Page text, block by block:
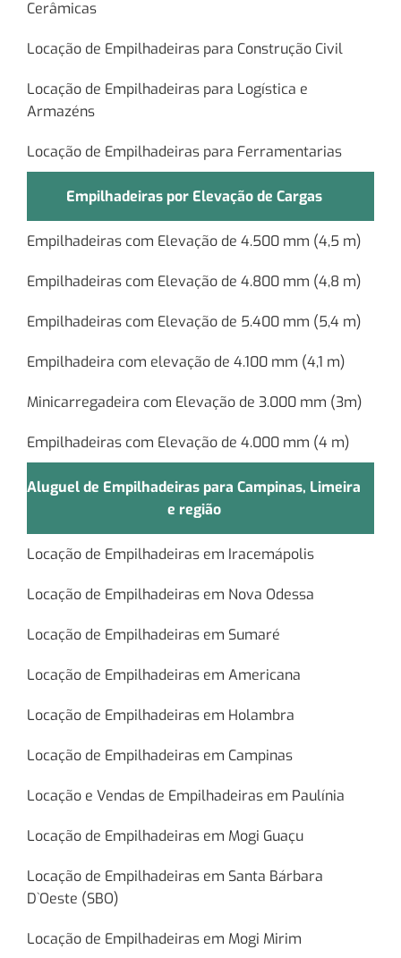
Cerâmicas
Locação de Empilhadeiras para Construção Civil
Locação de Empilhadeiras para Logística e
Armazéns
Locação de Empilhadeiras para Ferramentarias
Empilhadeiras por Elevação de Cargas
Empilhadeiras com Elevação de 4.500 mm (4,5 m)
Empilhadeiras com Elevação de 4.800 mm (4,8 m)
Empilhadeiras com Elevação de 5.400 mm (5,4 m)
Empilhadeira com elevação de 4.100 mm (4,1 m)
Minicarregadeira com Elevação de 3.000 mm (3m)
Empilhadeiras com Elevação de 4.000 mm (4 m)
Aluguel de Empilhadeiras para Campinas, Limeira
e região
Locação de Empilhadeiras em Iracemápolis
Locação de Empilhadeiras em Nova Odessa
Locação de Empilhadeiras em Sumaré
Locação de Empilhadeiras em Americana
Locação de Empilhadeiras em Holambra
Locação de Empilhadeiras em Campinas
Locação e Vendas de Empilhadeiras em Paulínia
Locação de Empilhadeiras em Mogi Guaçu
Locação de Empilhadeiras em Santa Bárbara
D`Oeste (SBO)
Locação de Empilhadeiras em Mogi Mirim